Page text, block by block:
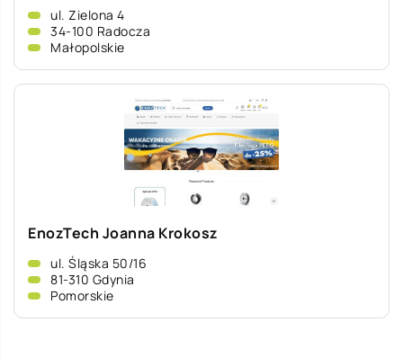
ul. Zielona 4
34-100 Radocza
Małopolskie
EnozTech Joanna Krokosz
ul. Śląska 50/16
81-310 Gdynia
Pomorskie